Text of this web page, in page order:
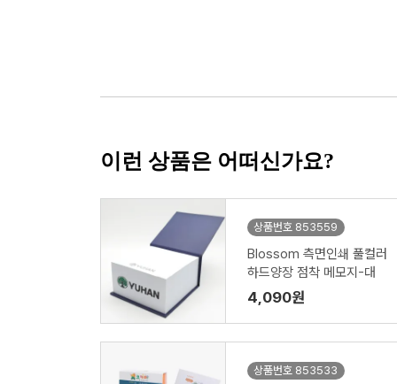
이런 상품은 어떠신가요?
상품번호 853559
Blossom 측면인쇄 풀컬러
하드양장 점착 메모지-대
4,090원
상품번호 853533